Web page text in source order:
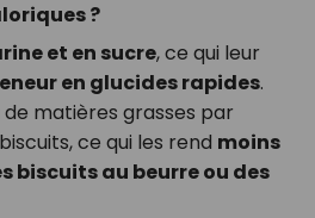
?
et en sucre, ce qui leur
en glucides rapides.
matières grasses par
ce qui les rend moins
biscuits au beurre ou des